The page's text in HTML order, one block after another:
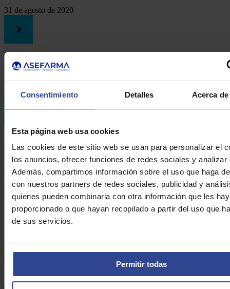
Consentimiento Detalles Acerca
Esta página web usa cookies
Las cookies de este sitio web se usan para personalizar el
los anuncios, ofrecer funciones de redes sociales y analizar
Además, compartimos información sobre el uso que haga
con nuestros partners de redes sociales, publicidad y
quienes pueden combinarla con otra información que les
proporcionado o que hayan recopilado a partir del uso que
de sus servicios.
Permitir todas
31 de agosto de 2020
Nueva sesión online: Cuidado cardiovascular desde la oficina de
farmacia
25 de agosto de 2020
sobre el uso y abuso de geles hidroalcohólicos
22 de julio de 2020
Formulario de contacto
DE ASEFARMA
Nombre:*
Apellidos:*